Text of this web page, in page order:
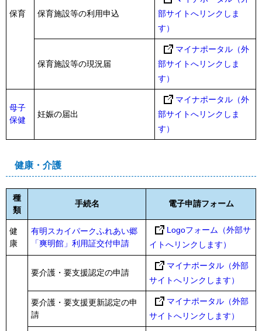
保育 保育施設等の利用申込
部サイトへリンクしま
す）
保育施設等の現況届
マイナポータル（外
部サイトへリンクしま
す）
母子
保健
妊娠の届出
マイナポータル（外
部サイトへリンクしま
す）
健康・介護
種
類
手続名 電子申請フォーム
健
康
有明スカイパークふれあい郷
「爽明館」利用証交付申請
Logoフォーム（外部サ
イトへリンクします）
要介護・要支援認定の申請
マイナポータル（外部
サイトへリンクします）
要介護・要支援更新認定の申
請
マイナポータル（外部
サイトへリンクします）